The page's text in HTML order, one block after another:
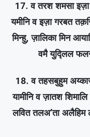
17. व तरश शमसा
यमीनि व इज़ा गरबत
मिन्हु, ज़ालिका मिन
वमै युद्लिल
18. व तहसबुहुम
यामीनि व ज़ातश
लवित तलअ’ता अलैहिम